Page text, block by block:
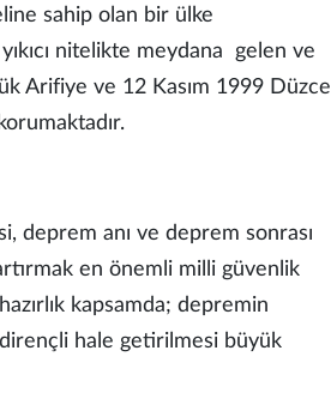
sahip olan bir ülke
nitelikte meydana gelen ve
Arifiye ve 12 Kasım 1999 Düzce
deprem anı ve deprem sonrası
en önemli milli güvenlik
kapsamda; depremin
hale getirilmesi büyük